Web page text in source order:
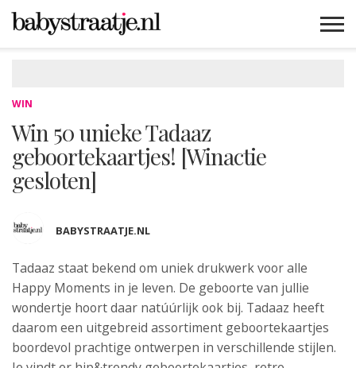
WIN
Win 50 unieke Tadaaz
geboortekaartjes! [Winactie
gesloten]
BABYSTRAATJE.NL
Tadaaz staat bekend om uniek drukwerkvoor alle
Happy Moments in je leven. De geboorte van jullie
wondertje hoort daar natúúrlijk ook bij. Tadaaz heeft
daarom een uitgebreid assortiment geboortekaartjes
boordevol prachtige ontwerpen in verschillende stijlen.